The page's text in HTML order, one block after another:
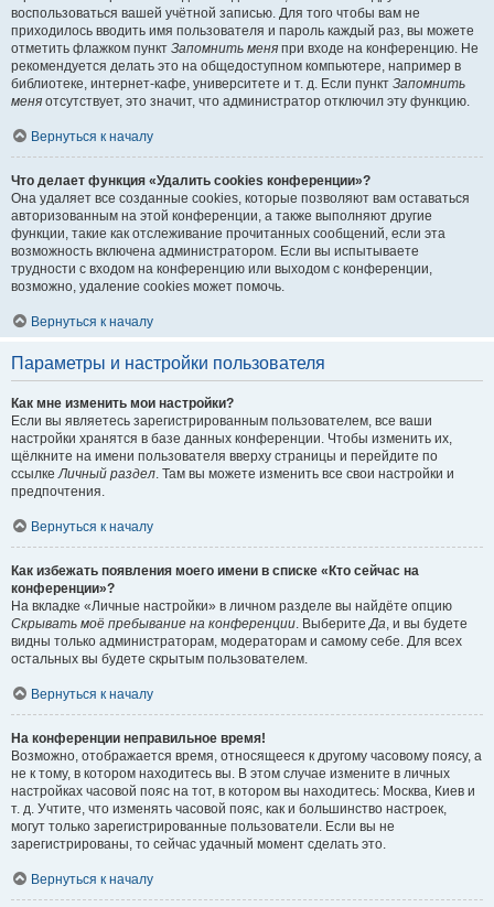
воспользоваться вашей учётной записью. Для того чтобы вам не
приходилось вводить имя пользователя и пароль каждый раз, вы можете
отметить флажком пункт Запомнить меня при входе на конференцию. Не
рекомендуется делать это на общедоступном компьютере, например в
библиотеке, интернет-кафе, университете и т. д. Если пункт Запомнить
меня отсутствует, это значит, что администратор отключил эту функцию.
Вернуться к началу
Что делает функция «Удалить cookies конференции»?
Она удаляет все созданные cookies, которые позволяют вам оставаться
авторизованным на этой конференции, а также выполняют другие
функции, такие как отслеживание прочитанных сообщений, если эта
возможность включена администратором. Если вы испытываете
трудности с входом на конференцию или выходом с конференции,
возможно, удаление cookies может помочь.
Вернуться к началу
Параметры и настройки пользователя
Как мне изменить мои настройки?
Если вы являетесь зарегистрированным пользователем, все ваши
настройки хранятся в базе данных конференции. Чтобы изменить их,
щёлкните на имени пользователя вверху страницы и перейдите по
ссылкеЛичный раздел. Там вы можете изменить все свои настройки и
предпочтения.
Вернуться к началу
Как избежать появления моего имени в списке «Кто сейчас на
конференции»?
На вкладке «Личные настройки» в личном разделе вы найдёте опцию
Скрывать моё пребывание на конференции. ВыберитеДа, и вы будете
видны только администраторам, модераторам и самому себе. Для всех
остальных вы будете скрытым пользователем.
Вернуться к началу
На конференции неправильное время!
Возможно, отображается время, относящееся к другому часовому поясу, а
не к тому, в котором находитесь вы. В этом случае измените в личных
настройках часовой пояс на тот, в котором вы находитесь: Москва, Киев и
т. д. Учтите, что изменять часовой пояс, как и большинство настроек,
могут только зарегистрированные пользователи. Если вы не
зарегистрированы, то сейчас удачный момент сделать это.
Вернуться к началу